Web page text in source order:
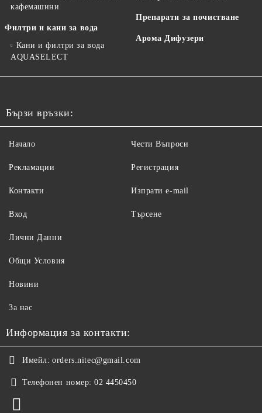
кафемашини
Филтри и кани за вода
Кани и филтри за вода
AQUASELECT
Препарати за почистване
Арома Дифузери
Бързи връзки:
Начало
Рекламации
Контакти
Вход
Чести Въпроси
Регистрация
Изпрати e-mail
Търсене
Лични Данни
Общи Условия
Новини
За нас
Информация за контакти:
Имейл: orders.nitec@gmail.com
Телефонен номер: 02 4450450